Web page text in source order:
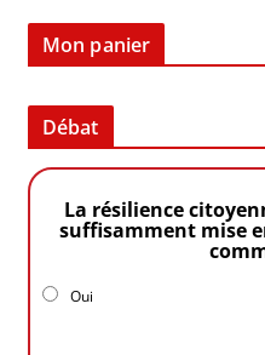
Mon panier
Débat
La résilience
suffisamment mise
Oui